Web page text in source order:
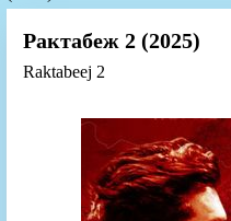
Рактабеж 2 (2025)
Raktabeej 2